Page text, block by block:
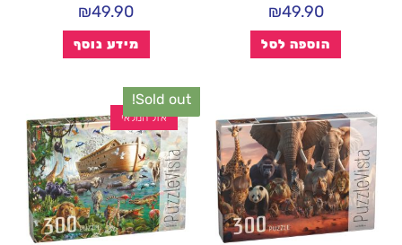
₪49.90
הוספה לסל
₪49.90
מידע נוסף
Sold out!
אזל המלאי